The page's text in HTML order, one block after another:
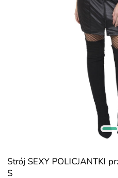
Strój SEXY POLICJANTKI
S